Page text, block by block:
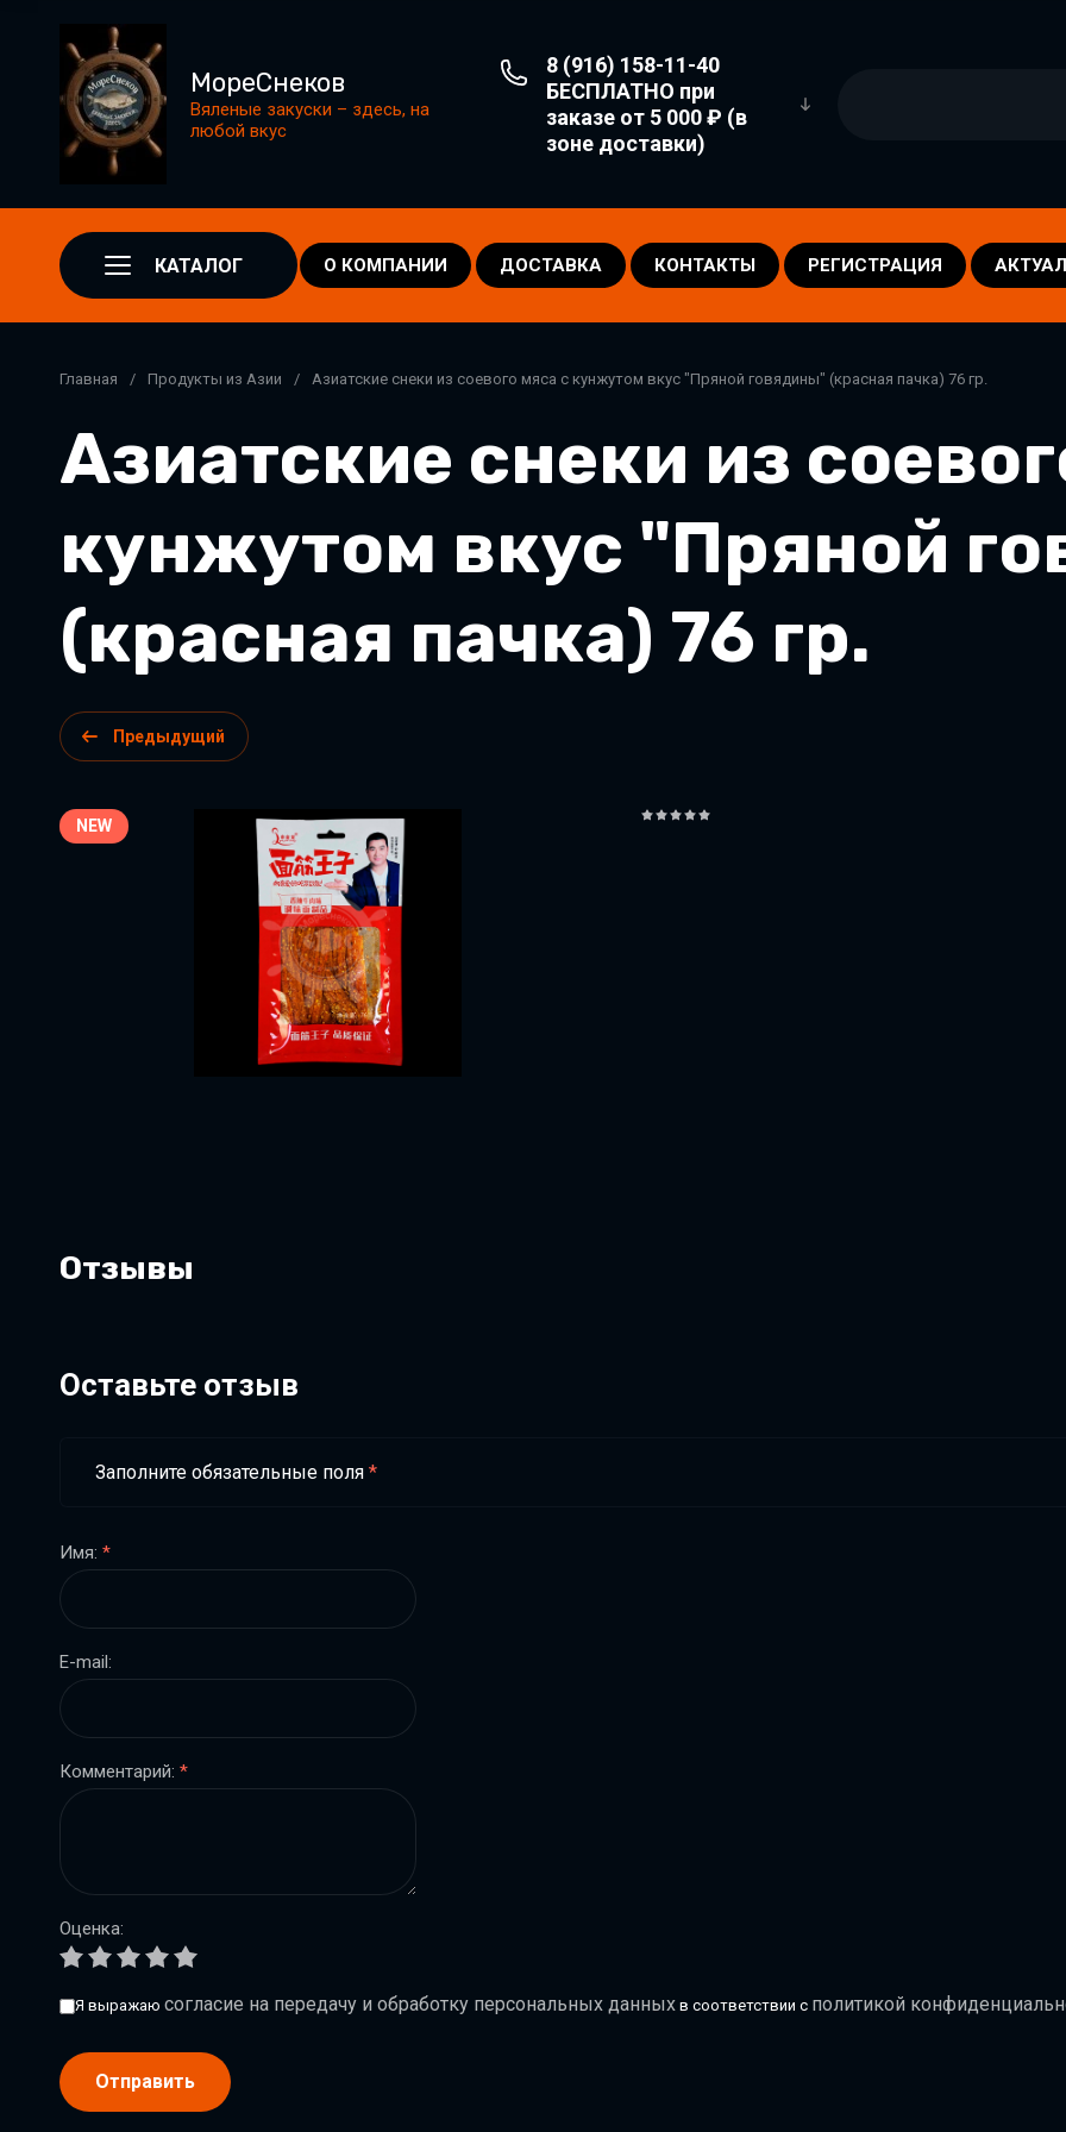
МореСнеков
Вяленые закуски – здесь, на
любой вкус
8 (916) 158-11-40
БЕСПЛАТНО при
заказе от 5 000 ₽ (в
зоне доставки)
КАТАЛОГ О КОМПАНИИ ДОСТАВКА КОНТАКТЫ РЕГИСТРАЦИЯ
Главная / Продукты из Азии / Азиатские снеки из соевого мяса с кунжутом вкус "Пряной говядины" (красная пачка) 76 гр.
Азиатские снеки из
кунжутом вкус "Пряной
(красная пачка) 76 гр.
Предыдущий
NEW
Отзывы
Оставьте отзыв
Заполните обязательные поля *
Имя: *
E-mail:
Комментарий: *
Оценка:
Я выражаю согласие на передачу и обработку персональных данных в соответствии с политикой
Отправить